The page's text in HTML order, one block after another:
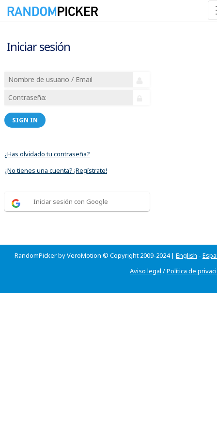
Iniciar sesión
SIGN IN
¿Has olvidado tu contraseña?
¿No tienes una cuenta? ¡Regístrate!
Iniciar sesión con Google
RandomPicker by VeroMotion © Copyright 2009-2024 | English -
Aviso legal /Política de